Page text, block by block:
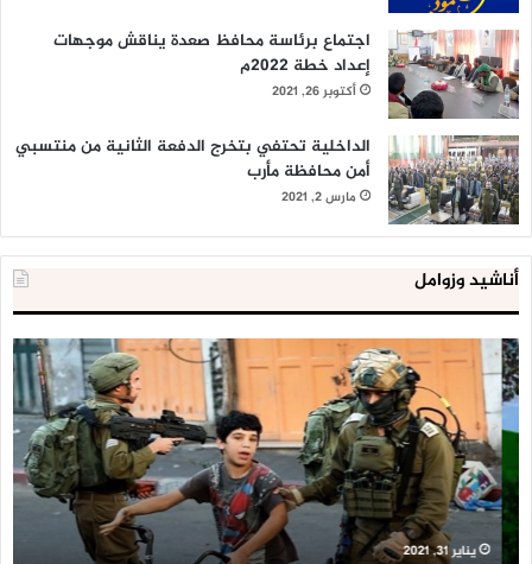
اجتماع برئاسة محافظ صعدة يناقش موجهات
إعداد خطة 2022م
أكتوبر 26, 2021
الداخلية تحتفي بتخرج الدفعة الثانية من منتسبي
أمن محافظة مأرب
مارس 2, 2021
أناشيد وزوامل
العدو
الإسرائيلي
اعتقل
543
طفلا
فلسطينيا
خلال
2020
يناير 31, 2021